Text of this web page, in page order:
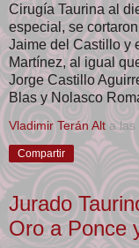
Cirugía Taurina al
especial, se
Jaime del Castillo y
Martínez, al igual
Jorge Castillo
Blas y Nolasco
Vladimir Terán Alt a las
Compartir
Jurado
Oro a Ponce